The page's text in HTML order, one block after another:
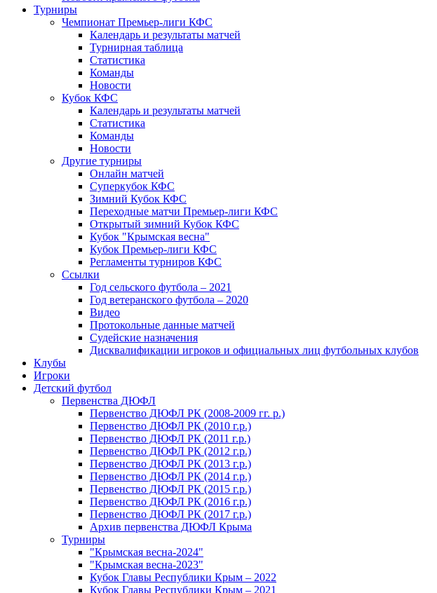
Турниры
Чемпионат Премьер-лиги КФС
Календарь и результаты матчей
Турнирная таблица
Статистика
Команды
Новости
Кубок КФС
Календарь и результаты матчей
Статистика
Команды
Новости
Другие турниры
Онлайн матчей
Суперкубок КФС
Зимний Кубок КФС
Переходные матчи Премьер-лиги КФС
Открытый зимний Кубок КФС
Кубок "Крымская весна"
Кубок Премьер-лиги КФС
Регламенты турниров КФС
Ссылки
Год сельского футбола – 2021
Год ветеранского футбола – 2020
Видео
Протокольные данные матчей
Судейские назначения
Дисквалификации игроков и официальных лиц футбольных клубов
Клубы
Игроки
Детский футбол
Первенства ДЮФЛ
Первенство ДЮФЛ РК (2008-2009 гг. р.)
Первенство ДЮФЛ РК (2010 г.р.)
Первенство ДЮФЛ РК (2011 г.р.)
Первенство ДЮФЛ РК (2012 г.р.)
Первенство ДЮФЛ РК (2013 г.р.)
Первенство ДЮФЛ РК (2014 г.р.)
Первенство ДЮФЛ РК (2015 г.р.)
Первенство ДЮФЛ РК (2016 г.р.)
Первенство ДЮФЛ РК (2017 г.р.)
Архив первенства ДЮФЛ Крыма
Турниры
"Крымская весна-2024"
"Крымская весна-2023"
Кубок Главы Республики Крым – 2022
Кубок Главы Республики Крым – 2021